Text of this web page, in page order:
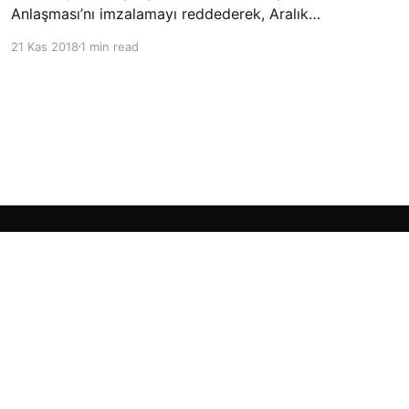
Anlaşması’nı imzalamayı reddederek, Aralık
konferansta BM üyesi ülkeler tarafından
21 Kas 20181 min read